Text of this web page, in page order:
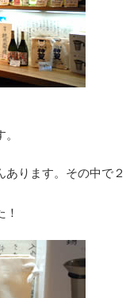
ります。その中で